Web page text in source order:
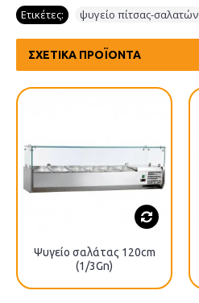
Ετικέτες: ψυγείο πίτσας-σαλατών
ΣΧΕΤΙΚΆ ΠΡΟΪΌΝΤΑ
Ψυγείο σαλάτας 120cm
(1/3Gn)